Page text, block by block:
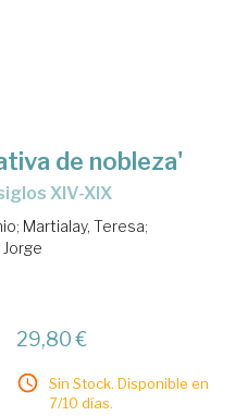
de nobleza'
XIV-XIX
; Martialay, Teresa;
29,80 €
Sin Stock. Disponible en
7/10 días.